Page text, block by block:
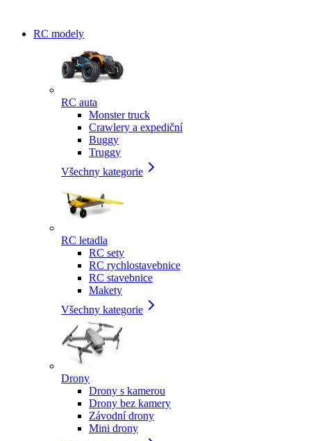
RC modely
RC auta
Monster truck
Crawlery a expediční
Buggy
Truggy
Všechny kategorie
RC letadla
RC sety
RC rychlostavebnice
RC stavebnice
Makety
Všechny kategorie
Drony
Drony s kamerou
Drony bez kamery
Závodní drony
Mini drony